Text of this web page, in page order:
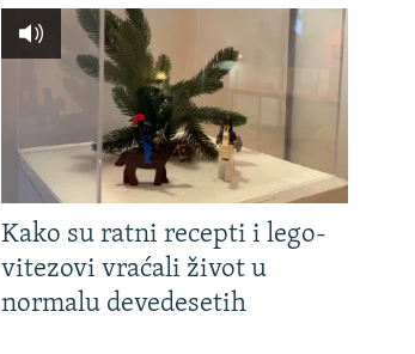
Kako su ratni recepti i lego-
vitezovi vraćali život u
normalu devedesetih